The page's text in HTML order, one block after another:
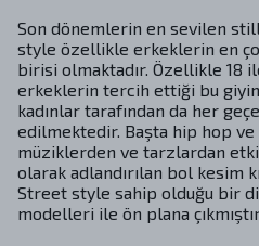
Son dönemlerin en sevilen
style özellikle erkeklerin en
birisi olmaktadır. Özellikle 18
erkeklerin tercih ettiği bu
kadınlar tarafından da her
edilmektedir. Başta hip hop
müziklerden ve tarzlardan
olarak adlandırılan bol kesim
Street style sahip olduğu bir
modelleri ile ön plana